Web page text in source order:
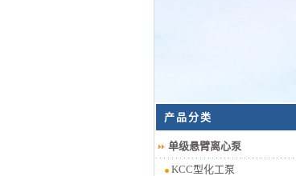
产品分类
单级悬臂离心泵
KCC型化工泵